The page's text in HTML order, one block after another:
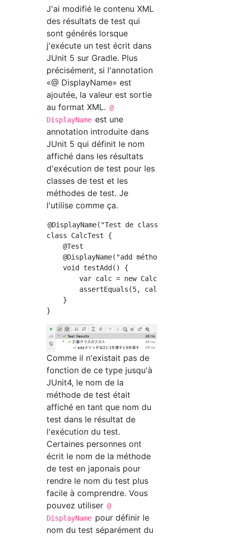
J'ai modifié le contenu XML
des résultats de test qui
sont générés lorsque
j'exécute un test écrit dans
JUnit 5 sur Gradle. Plus
précisément, si l'annotation
«@ DisplayName» est
ajoutée, la valeur est sortie
au format XML. @
DisplayName est une
annotation introduite dans
JUnit 5 qui définit le nom
affiché dans les résultats
d'exécution de test pour les
classes de test et les
méthodes de test. Je
l'utilise comme ça.
@DisplayName("Test de classe de calcul")
class CalcTest {
    @Test
@DisplayName("add méthode passe 2 et 3
    void testAdd() {
        var calc = new Calc();
        assertEquals(5, calc.add(2, 3));
    }
Comme il n'existait pas de
fonction de ce type jusqu'à
JUnit4, le nom de la
méthode de test était
affiché en tant que nom du
test dans le résultat de
l'exécution du test.
Certaines personnes ont
écrit le nom de la méthode
de test en japonais pour
rendre le nom du test plus
facile à comprendre. Vous
pouvez utiliser @
DisplayName pour définir le
nom du test séparément du